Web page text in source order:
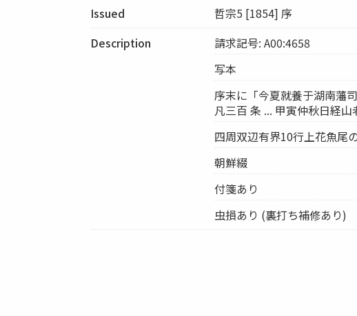
Issued
哲宗5 [1854] 序
Description
請求記号: A00:4658
写本
序末に「今夏就養于湖南藩
凡三百 条 ... 甲寅仲秋日経山
四周双辺有界10行上花魚尾
朝鮮綴
付箋あり
虫損あり (裏打ち補修あり)